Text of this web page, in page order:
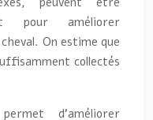
pour améliorer
On estime que
collectés
d’améliorer